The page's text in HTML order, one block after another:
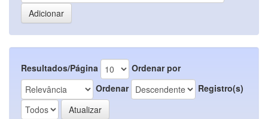
Resultados/Página
Ordenar por
Ordenar
Registro(s)